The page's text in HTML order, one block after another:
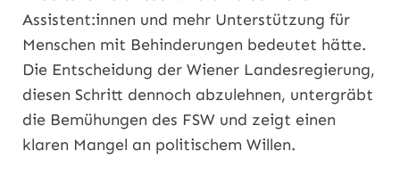
Assistent:innen und mehr Unterstützung für
Menschen mit Behinderungen bedeutet hätte.
Die Entscheidung der Wiener Landesregierung,
diesen Schritt dennoch abzulehnen, untergräbt
die Bemühungen des FSW und zeigt einen
klaren Mangel an politischem Willen.